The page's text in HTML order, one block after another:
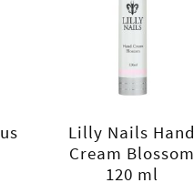
Lilly Nails Hand
Cream Blossom
120 ml